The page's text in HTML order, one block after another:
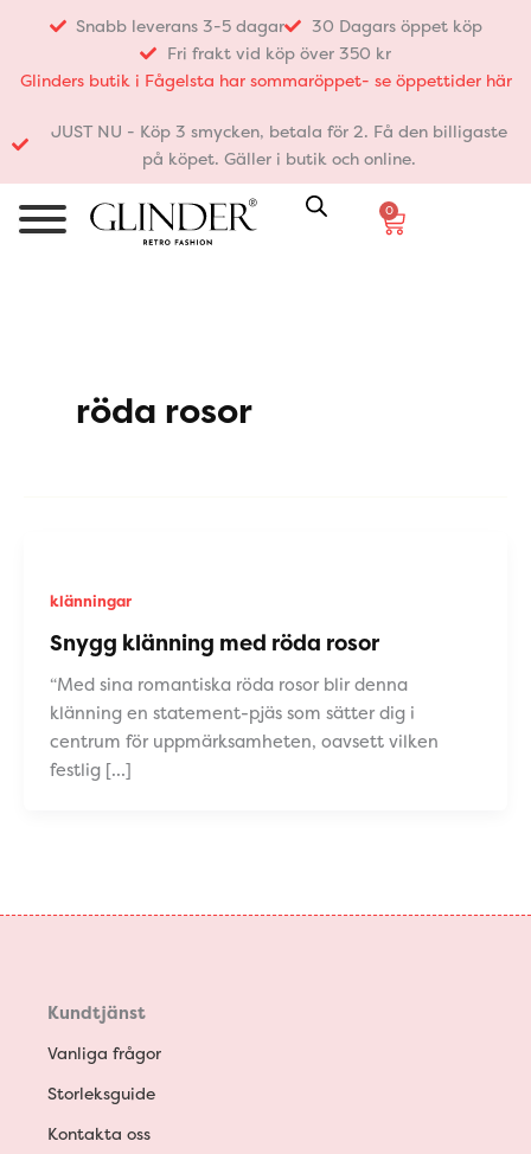
innehåll
Snabb leverans 3-5 dagar
30 Dagars öppet köp
Fri frakt vid köp över 350 kr
Glinders butik i Fågelsta har sommaröppet- se öppettider här
JUST NU - Köp 3 smycken, betala för 2. Få den billigaste
på köpet. Gäller i butik och online.
0
Varukorg
röda rosor
klänningar
Snygg klänning med röda rosor
“Med sina romantiska röda rosor blir denna
klänning en statement-pjäs som sätter dig i
centrum för uppmärksamheten, oavsett vilken
festlig […]
Kundtjänst
Vanliga frågor
Storleksguide
Kontakta oss